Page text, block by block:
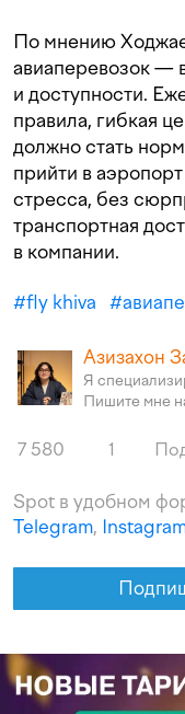
По мнению
авиаперевозок —
и доступности.
правила, гибкая
должно стать
прийти в
стресса, без
транспортная
в компании.
#fly khiva #
Азизахон
Я
Пишите мне
7 580 1
Spot в удобном
Telegram,